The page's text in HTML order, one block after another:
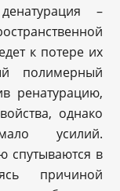
–
к потере их
полимерный
ренатурацию,
однако
усилий.
спутываются в
причиной